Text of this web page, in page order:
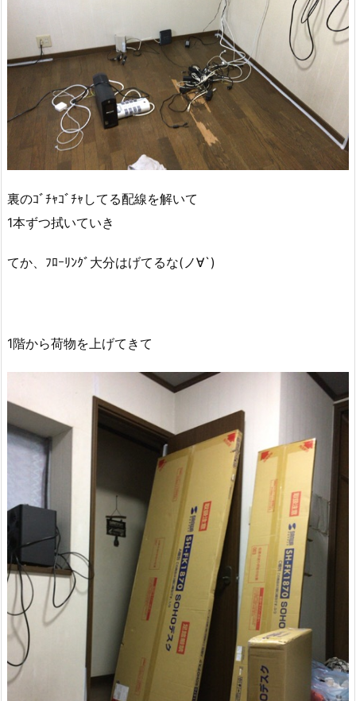
裏のｺﾞﾁｬｺﾞﾁｬしてる配線を解いて
1本ずつ拭いていき
てか、ﾌﾛｰﾘﾝｸﾞ大分はげてるな(ノ∀`)
1階から荷物を上げてきて